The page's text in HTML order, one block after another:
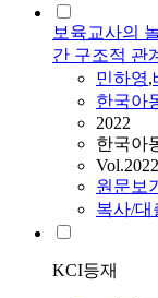
보육교사의
간 구조적 관
민하영,
한국아
2022
한국아
원문보기
복사/대
KCI등재